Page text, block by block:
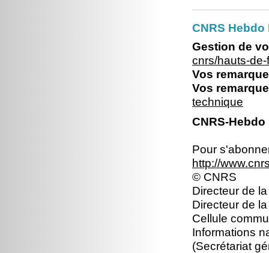
CNRS
Gestion de
cnrs/hauts-
Vos
Vos
technique
CNRS-
Pour
http://
© CNRS
Directeur de
Directeur de
Cellule
Informations
(Secrétariat